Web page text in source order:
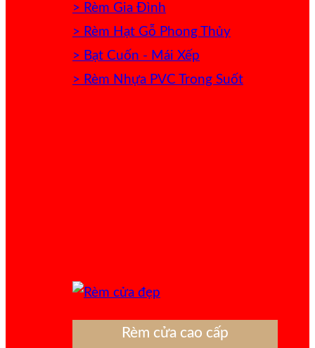
> Rèm Gia Đình
> Rèm Hạt Gỗ Phong Thủy
> Bạt Cuốn - Mái Xếp
> Rèm Nhựa PVC Trong Suốt
Rèm cửa cao cấp